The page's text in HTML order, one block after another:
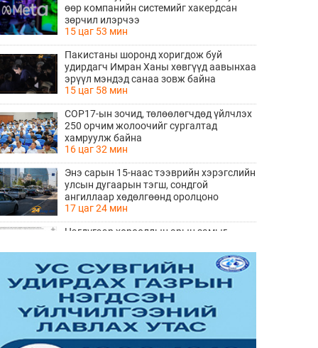
өөр компанийн системийг хакердсан
зөрчил илэрчээ
15 цаг 53 мин
Пакистаны шоронд хоригдож буй
удирдагч Имран Ханы хөвгүүд аавынхаа
эрүүл мэндэд санаа зовж байна
15 цаг 58 мин
COP17-ын зочид, төлөөлөгчдөд үйлчлэх
250 орчим жолоочийг сургалтад
хамруулж байна
16 цаг 32 мин
Энэ сарын 15-наас тээврийн хэрэгслийн
улсын дугаарын тэгш, сондгой
ангиллаар хөдөлгөөнд оролцоно
17 цаг 24 мин
Нэгдүгээр хорооллын арын замыг
хааж, борооны ус зайлуулах шугамын
хөндлөн сэтэлгээ хийнэ
17 цаг 25 мин
“Туул усан цогцолбор” төслийн
нэгдүгээр шатны ТЭЗҮ-ийг
боловсруулах ажил 90 хувийн
гүйцэтгэлтэй байна
17 цаг 27 мин